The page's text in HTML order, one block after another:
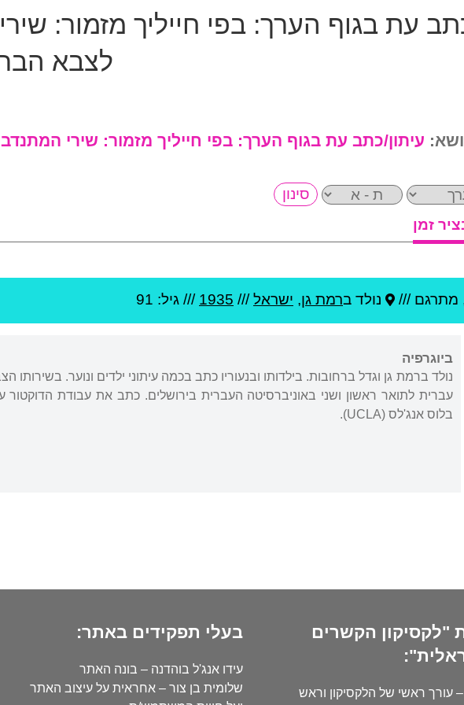
עת בגוף הערך: בפי חייליך מזמור:
לצבא
עיתון/כתב עת בגוף הערך: בפי חייליך מזמור: שירי
זמן
מתרגם /// נולד ברמת גן, ישראל///
1935 /// גיל: 91
ביוגרפיה
נולד ברמת גן וגדל ברחובות. בילדותו ובנעוריו כתב בכמה עיתוני ילדים ונוער.
עברית לתואר ראשון ושני באוניברסיטה העברית בירושלים. כתב את עבודת הדוקטור
בלוס אנג'לס (UCLA).
"לקסיקון הקשרים
– עורך ראשי של הלקסיקון וראש
בעלי תפקידים באתר:
עידו אנג'ל בוהדנה – בונה האתר
שלומית בן צור – אחראית על עיצוב האתר